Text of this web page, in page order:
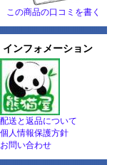
この商品の口コミを書く
インフォメーション
配送と返品について
個人情報保護方針
お問い合わせ